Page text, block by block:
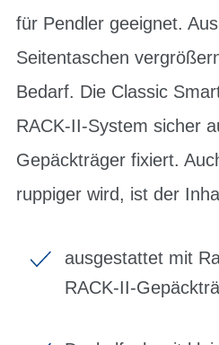
für Pendler geeignet.
Seitentaschen
Bedarf. Die Classic
RACK-II-System sicher
Gepäckträger fixiert.
ruppiger wird, ist der
ausgestattet mit
RACK-II-